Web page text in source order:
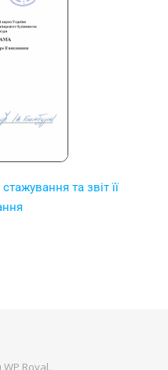
та звіт її
WP Royal.